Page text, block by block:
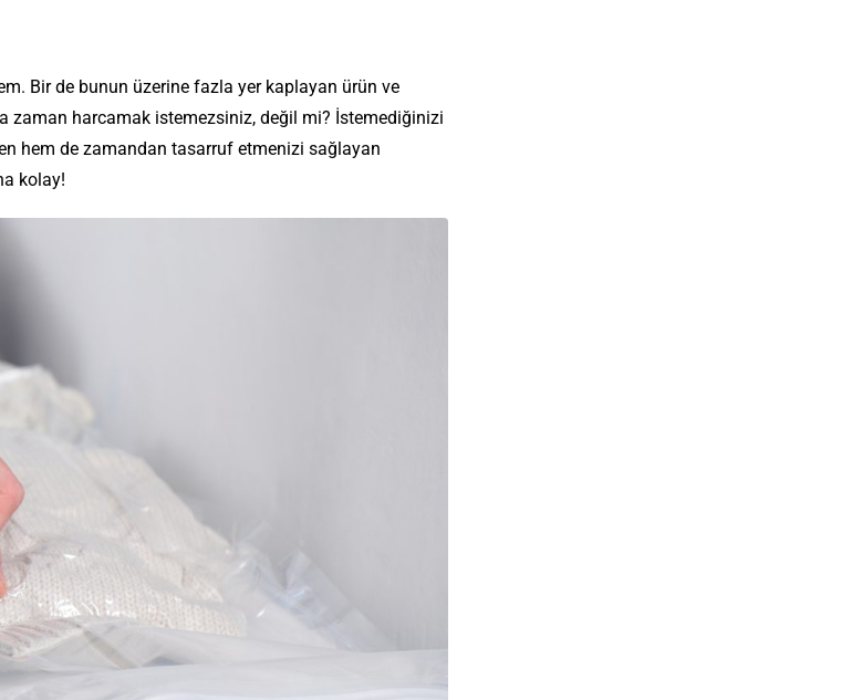
Bir de bunun üzerine fazla yer kaplayan ürün ve
zaman harcamak istemezsiniz, değil mi? İstemediğinizi
hem de zamandan tasarruf etmenizi sağlayan
kolay!